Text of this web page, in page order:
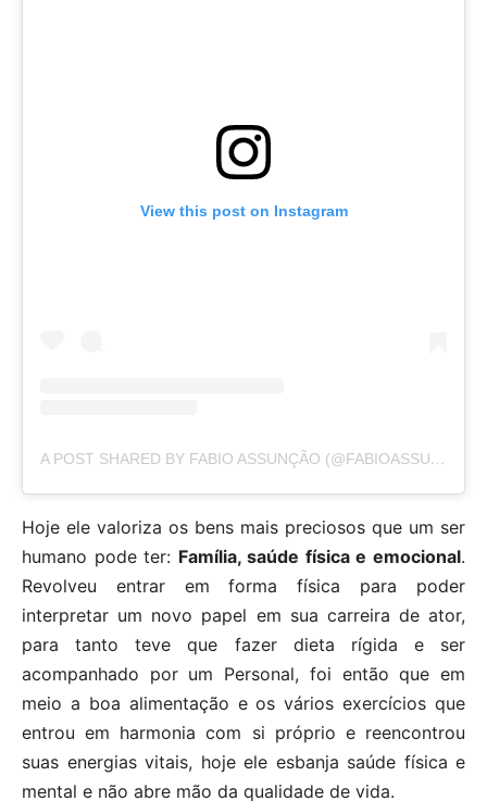
View this post on Instagram
A POST SHARED BY FABIO ASSUNÇÃO (@FABIOASSUNCAOOFICIAL)
Hoje ele valoriza os bens mais preciosos que um ser
humano pode ter: Família, saúde física e emocional.
Revolveu entrar em forma física para poder
interpretar um novo papel em sua carreira de ator,
para tanto teve que fazer dieta rígida e ser
acompanhado por um Personal, foi então que em
meio a boa alimentação e os vários exercícios que
entrou em harmonia com si próprio e reencontrou
suas energias vitais, hoje ele esbanja saúde física e
mental e não abre mão da qualidade de vida.